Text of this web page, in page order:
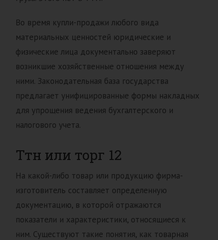
Во время купли-продажи любого вида
материальных ценностей юридические и
физические лица документально заверяют
возникшие хозяйственные отношения между
ними. Законодательная база государства
предлагает унифицированные формы накладных
для упрощения ведения бухгалтерского и
налогового учета.
Ттн или торг 12
На какой-либо товар или продукцию фирма-
изготовитель составляет определенную
документацию, в которой отражаются
показатели и характеристики, относящиеся к
ним. Существуют такие понятия, как товарная